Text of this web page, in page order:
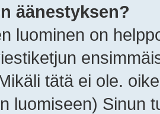
äänestyksen?
luominen on
tätä ei ole.
luomiseen) Sinun